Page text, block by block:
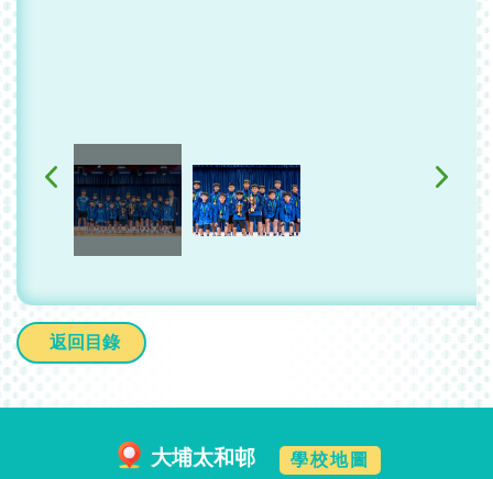
返回目錄
大埔太和邨 學校地圖